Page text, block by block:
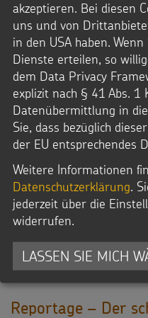
Interview
Regina Merkl, Schulleiterin
Sternsingergrundschule in
Datei Info
Dateityp: RTF
© Kindermissionswerk
Downloads
Reportage – Der
akzeptieren. Bei diesen
uns und von
in den USA haben.
Dienste erteilen, so
dem Data Privacy
explizit nach § 41 Abs. 1
Datenübermittlung in
Sie, dass bezüglich
der EU entsprechendes
Weitere Informationen
Datenschutzerklärung.
jederzeit über die
widerrufen.
LASSEN SIE MICH